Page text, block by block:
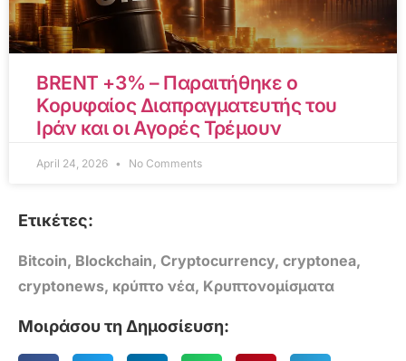
BRENT +3% – Παραιτήθηκε ο
Κορυφαίος Διαπραγματευτής του
Ιράν και οι Αγορές Τρέμουν
April 24, 2026 No Comments
Ετικέτες:
Bitcoin, Blockchain, Cryptocurrency, cryptonea,
cryptonews, κρύπτο νέα, Κρυπτονομίσματα
Μοιράσου τη Δημοσίευση: